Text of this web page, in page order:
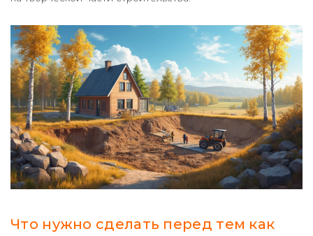
Что нужно сделать перед тем как